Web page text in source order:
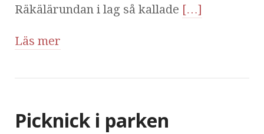
Räkälärundan i lag så kallade […]
Läs mer
Picknick i parken